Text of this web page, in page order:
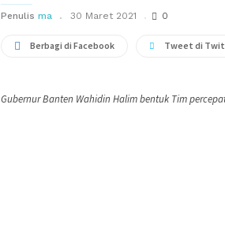
Penulis ma 30 Maret 2021 0
Berbagi di Facebook Tweet di
Gubernur Banten Wahidin Halim bentuk Tim